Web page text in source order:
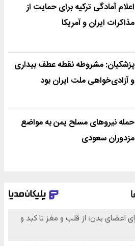
اعلام آمادگی ترکیه برای حمایت از
مذاکرات ایران و آمریکا
پزشکیان: مشروطه نقطه عطف بیداری
و آزادی‌خواهی ملت ایران بود
حمله نیروهای مسلح یمن به مواضع
مزدوران سعودی